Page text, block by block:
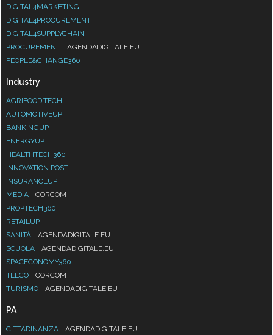
DIGITAL4MARKETING
DIGITAL4PROCUREMENT
DIGITAL4SUPPLYCHAIN
PROCUREMENT
AGENDADIGITALE.EU
PEOPLE&CHANGE360
Industry
AGRIFOOD.TECH
AUTOMOTIVEUP
BANKINGUP
ENERGYUP
HEALTHTECH360
INNOVATION POST
INSURANCEUP
MEDIA
CORCOM
PROPTECH360
RETAILUP
SANITÀ
AGENDADIGITALE.EU
SCUOLA
AGENDADIGITALE.EU
SPACECONOMY360
TELCO
CORCOM
TURISMO
AGENDADIGITALE.EU
PA
CITTADINANZA
AGENDADIGITALE.EU